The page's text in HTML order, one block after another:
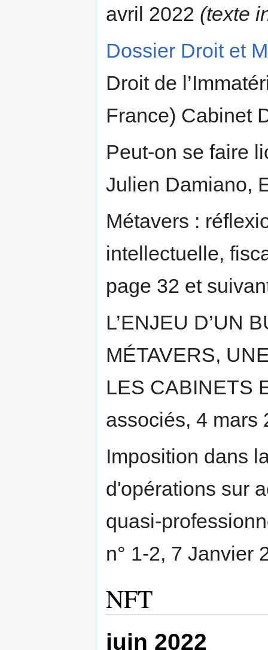
avril 2022 (texte
Dossier Droit et
Droit de
France) Cabinet
Peut-on se faire
Julien Damiano,
Métavers :
intellectuelle,
page 32 et
L’ENJEU D’UN
MÉTAVERS,
LES CABINETS
associés, 4 mars
Imposition dans
d'opérations sur
quasi-
n° 1-2, 7 Janvier
NFT
juin 2022